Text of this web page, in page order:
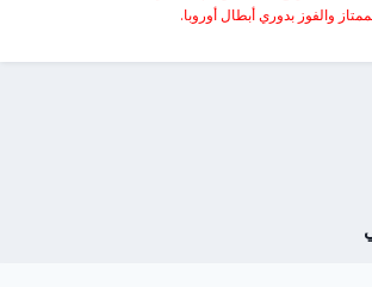
والفوز بدوري أبطال أوروبا.